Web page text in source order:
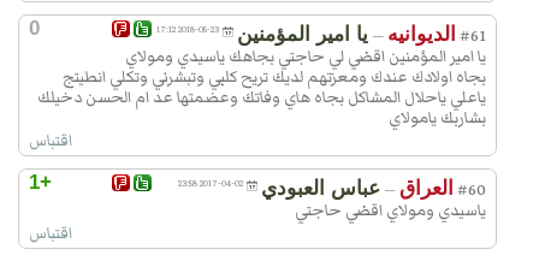
0 #61 الديوانيه — يا امير المؤمنين 2018-05-23 17:12
يا امير المؤمنين اقضي لي حاجتي بجاهك ياسيدي ومولاي
بجاه اولادك عندك ومعزتهم لديك تريح كلبي وتبشرني وتكلي انطيتج
ياعلي ياحلال المشاكل بجاه هاي وفاتك وعضمتها عد ام الحسن دخيلك
بشاربك يامولاي
اقتباس
+1 #60 العراق — عباس العبودي 2017-04-02 23:58
ياسيدي ومولاي اقضي حاجتي
اقتباس